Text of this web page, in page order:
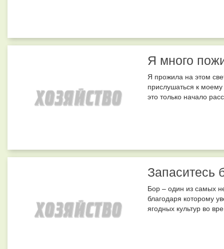
Я много
Я прожила на этом
прислушаться к
это только начало
Запаситесь
Бор – один из самых
благодаря которому
ягодных культур во